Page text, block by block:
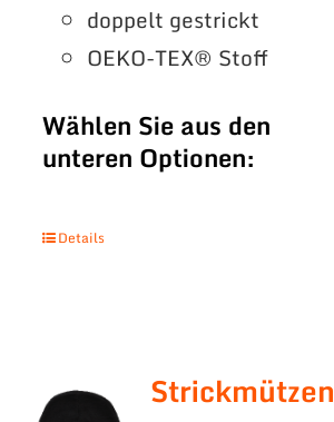
doppelt gestrickt
OEKO-TEX® Stoff
Wählen Sie aus den
unteren Optionen:
Details
Strickmützen